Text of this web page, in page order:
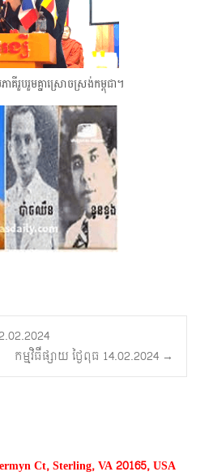
ាគីរួបរួមគ្នាស្រោចស្រង់កម្ពុជា។
កម្មវិធីផ្សាយ ថ្ងៃពុធ 14.02.2024 →
Ct, Sterling, VA 20165, USA